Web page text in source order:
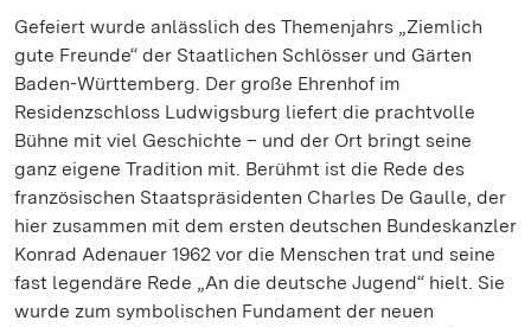
Gefeiert wurde anlässlich des Themenjahrs „Ziemlich
gute Freunde“ der Staatlichen Schlösser und Gärten
Baden-Württemberg. Der große Ehrenhof im
Residenzschloss Ludwigsburg liefert die prachtvolle
Bühne mit viel Geschichte – und der Ort bringt seine
ganz eigene Tradition mit. Berühmt ist die Rede des
französischen Staatspräsidenten Charles De Gaulle, der
hier zusammen mit dem ersten deutschen Bundeskanzler
Konrad Adenauer 1962 vor die Menschen trat und seine
fast legendäre Rede „An die deutsche Jugend“ hielt. Sie
wurde zum symbolischen Fundament der neuen